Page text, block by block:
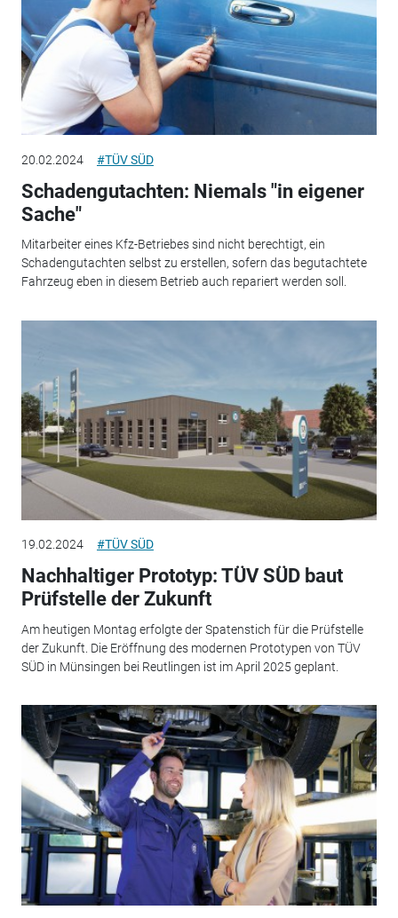
20.02.2024 #TÜV SÜD
Schadengutachten: Niemals "in eigener
Sache"
Mitarbeiter eines Kfz-Betriebes sind nicht berechtigt, ein
Schadengutachten selbst zu erstellen, sofern das begutachtete
Fahrzeug eben in diesem Betrieb auch repariert werden soll.
19.02.2024 #TÜV SÜD
Nachhaltiger Prototyp: TÜV SÜD baut
Prüfstelle der Zukunft
Am heutigen Montag erfolgte der Spatenstich für die Prüfstelle
der Zukunft. Die Eröffnung des modernen Prototypen von TÜV
SÜD in Münsingen bei Reutlingen ist im April 2025 geplant.